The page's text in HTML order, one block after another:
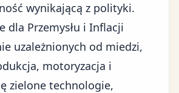
wynikającą z polityki.
dla Przemysłu i Inflacji
uzależnionych od miedzi,
motoryzacja i
zielone technologie,